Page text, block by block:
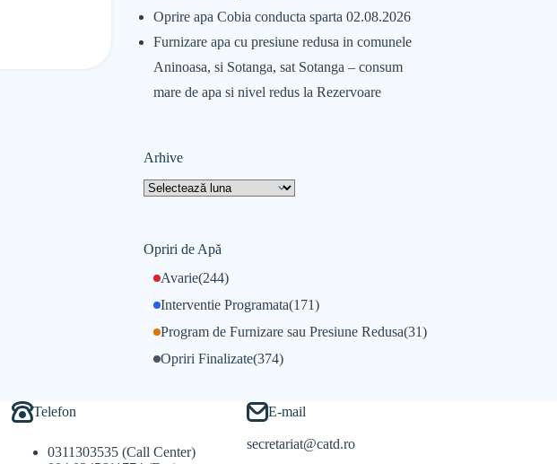
Oprire apa Cobia conducta sparta 02.08.2026
Furnizare apa cu presiune redusa in comunele
Aninoasa, si Sotanga, sat Sotanga – consum
mare de apa si nivel redus la Rezervoare
Arhive
Opriri de Apă
Avarie(244)
Interventie Programata(171)
Opriri Finalizate(374)
Program de Furnizare sau Presiune Redusa(31)
Telefon
0311303535 (Call Center)
E-mail
secretariat@catd.ro